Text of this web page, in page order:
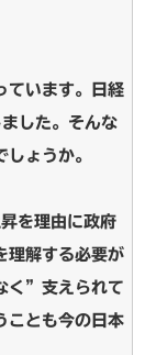
ています。日経
した。そんな
ょうか。
を理由に政府
理解する必要が
く”支えられて
ことも今の日本